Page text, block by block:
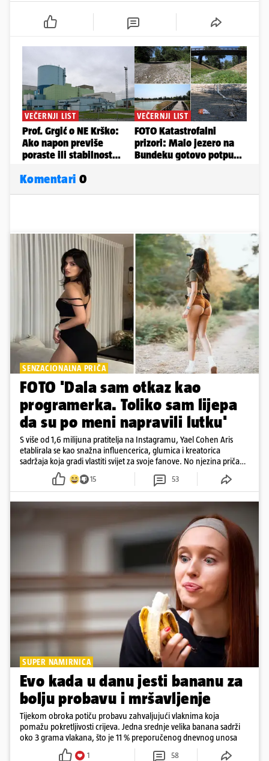
Komentari 0
SENZACIONALNA PRIČA
FOTO 'Dala sam otkaz kao
programerka. Toliko sam lijepa
da su po meni napravili lutku'
S više od 1,6 milijuna pratitelja na Instagramu, Yael Cohen Aris
etablirala se kao snažna influencerica, glumica i kreatorica
sadržaja koja gradi vlastiti svijet za svoje fanove. No njezina priča
pokazuje da online slava dolazi i s neočekivanim izazovima
15 53
SUPER NAMIRNICA
Evo kada u danu jesti bananu za
bolju probavu i mršavljenje
Tijekom obroka potiču probavu zahvaljujući vlaknima koja
pomažu pokretljivosti crijeva. Jedna srednje velika banana sadrži
oko 3 grama vlakana, što je 11 % preporučenog dnevnog unosa
1 58